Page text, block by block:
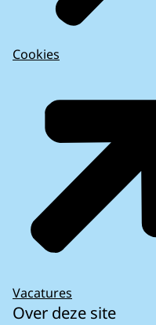
Cookies
Vacatures
Over deze site